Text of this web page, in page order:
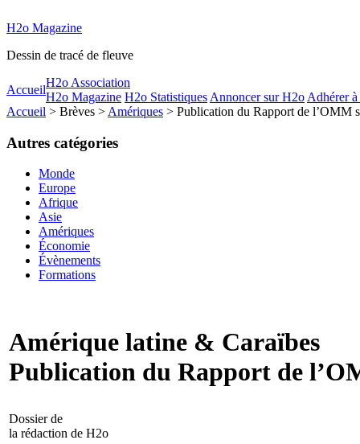
H2o Magazine
Dessin de tracé de fleuve
Accueil
H2o Association
H2o Magazine H2o Statistiques Annoncer sur H2o Adhérer
Accueil > Brèves > Amériques > Publication du Rapport de l’OMM
Autres catégories
Monde
Europe
Afrique
Asie
Amériques
Économie
Évènements
Formations
Amérique latine & Caraïbes
Publication du Rapport de
Dossier de
la rédaction de H2o